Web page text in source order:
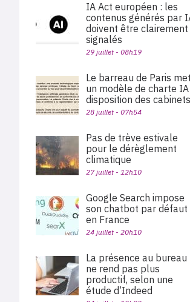
IA Act européen : les
contenus générés par
doivent être clairement
signalés
29 juillet - 08h19
Le barreau de Paris met
un modèle de charte
disposition des cabinets
28 juillet - 07h54
Pas de trève estivale
pour le dérèglement
climatique
27 juillet - 12h10
Google Search impose
son chatbot par défaut
en France
24 juillet - 20h10
La présence au bureau
ne rend pas plus
productif, selon une
étude d’Indeed